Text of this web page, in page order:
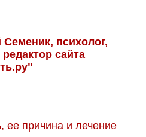
психолог,
сайта
ее причина и лечение